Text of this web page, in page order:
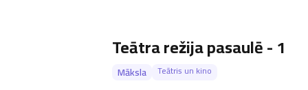
Teātra režija pasaulē - 1
Māksla Teātris un kino